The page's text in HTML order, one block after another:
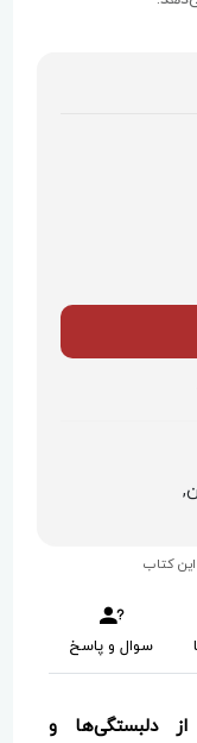
کتاب
سوال و پاسخ
از دلبستگی‌ها و